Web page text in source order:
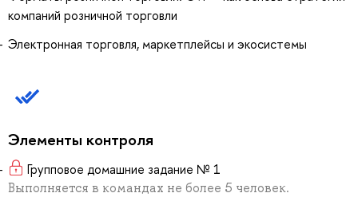
компаний розничной торговли
Электронная торговля, маркетплейсы и экосистемы
Элементы контроля
Групповое домашние задание № 1
Выполняется в командах не более 5 человек.